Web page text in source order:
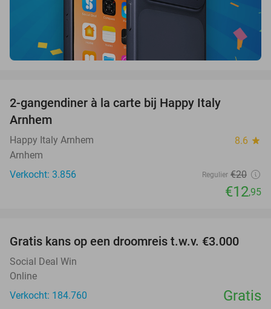
2-gangendiner à la carte bij Happy Italy
Arnhem
Happy Italy Arnhem 8.6 star
Arnhem
Verkocht: 3.856
Regulier €20
€12,95
Gratis kans op een droomreis t.w.v. €3.000
Social Deal Win
Online
Verkocht: 184.760
Gratis